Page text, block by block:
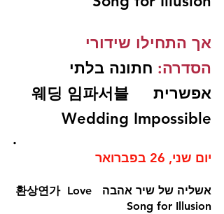
אך התחילו שידורי
הסדרה: חתונה בלתי
אפשרית  웨딩 임파서블
Wedding Impossible
.
יום שני, 26 בפברואר
אשליה של שיר אהבה  환상연가  Love
Song for Illusion